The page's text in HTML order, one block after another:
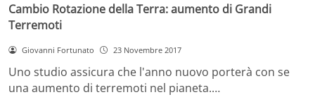
Cambio Rotazione della Terra: aumento di Grandi
Terremoti
Giovanni Fortunato 23 Novembre 2017
Uno studio assicura che l'anno nuovo porterà con se
una aumento di terremoti nel pianeta.…